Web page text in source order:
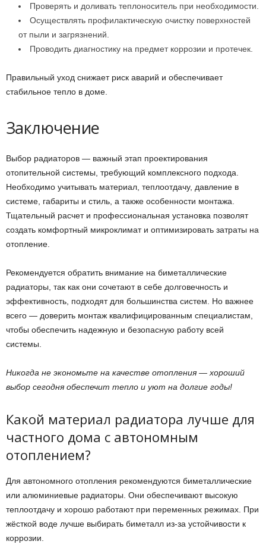
Проверять и доливать теплоноситель при необходимости.
Осуществлять профилактическую очистку поверхностей
от пыли и загрязнений.
Проводить диагностику на предмет коррозии и протечек.
Правильный уход снижает риск аварий и обеспечивает
стабильное тепло в доме.
Заключение
Выбор радиаторов — важный этап проектирования
отопительной системы, требующий комплексного подхода.
Необходимо учитывать материал, теплоотдачу, давление в
системе, габариты и стиль, а также особенности монтажа.
Тщательный расчет и профессиональная установка позволят
создать комфортный микроклимат и оптимизировать затраты на
отопление.
Рекомендуется обратить внимание на биметаллические
радиаторы, так как они сочетают в себе долговечность и
эффективность, подходят для большинства систем. Но важнее
всего — доверить монтаж квалифицированным специалистам,
чтобы обеспечить надежную и безопасную работу всей
системы.
Никогда не экономьте на качестве отопления — хороший
выбор сегодня обеспечит тепло и уют на долгие годы!
Какой материал радиатора лучше для
частного дома с автономным
отоплением?
Для автономного отопления рекомендуются биметаллические
или алюминиевые радиаторы. Они обеспечивают высокую
теплоотдачу и хорошо работают при переменных режимах. При
жёсткой воде лучше выбирать биметалл из-за устойчивости к
коррозии.